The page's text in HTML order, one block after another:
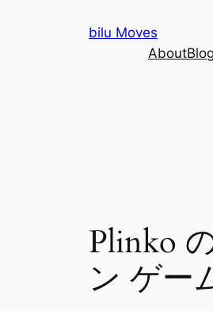
bilu Moves
AboutBlog
Plinko
ン ゲー